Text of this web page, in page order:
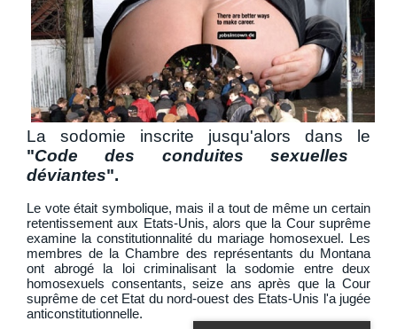
La sodomie inscrite jusqu'alors dans le
"Code des conduites sexuelles
déviantes".
Le vote était symbolique, mais il a tout de même un certain
retentissement aux Etats-Unis, alors que la Cour suprême
examine la constitutionnalité du mariage homosexuel. Les
membres de la Chambre des représentants du Montana
ont abrogé la loi criminalisant la sodomie entre deux
homosexuels consentants, seize ans après que la Cour
suprême de cet Etat du nord-ouest des Etats-Unis l'a jugée
anticonstitutionnelle.